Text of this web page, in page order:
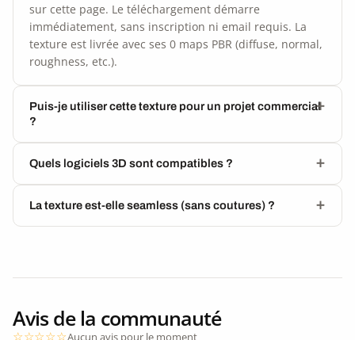
sur cette page. Le téléchargement démarre
immédiatement, sans inscription ni email requis. La
texture est livrée avec ses 0 maps PBR (diffuse, normal,
roughness, etc.).
Puis-je utiliser cette texture pour un projet commercial
?
Quels logiciels 3D sont compatibles ?
La texture est-elle seamless (sans coutures) ?
Avis de la communauté
Aucun avis pour le moment